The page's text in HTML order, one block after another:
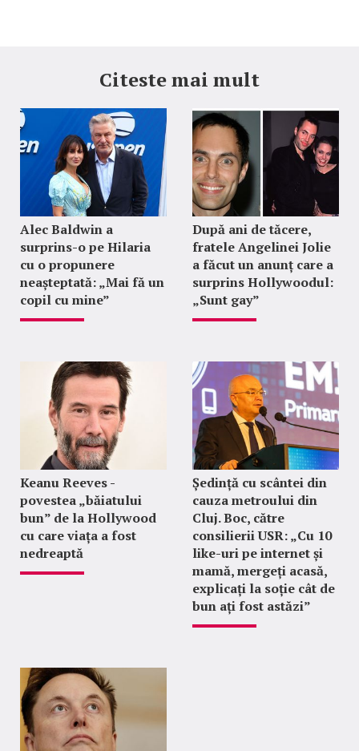
Citeste mai mult
Alec Baldwin a
surprins-o pe Hilaria
cu o propunere
neașteptată: „Mai fă un
copil cu mine”
După ani de tăcere,
fratele Angelinei Jolie
a făcut un anunț care a
surprins Hollywoodul:
„Sunt gay”
Keanu Reeves -
povestea „băiatului
bun” de la Hollywood
cu care viața a fost
nedreaptă
Ședință cu scântei din
cauza metroului din
Cluj. Boc, către
consilierii USR: „Cu 10
like-uri pe internet și
mamă, mergeți acasă,
explicați la soție cât de
bun ați fost astăzi”